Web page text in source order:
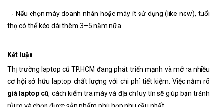
→ Nếu chọn máy doanh nhân hoặc máy ít sử dụng (like new), tuổi
thọ có thể kéo dài thêm 3–5 năm nữa.
Kết luận
Thị trường laptop cũ TP.HCM đang phát triển mạnh và mở ra nhiều
cơ hội sở hữu laptop chất lượng với chi phí tiết kiệm. Việc nắm rõ
giá laptop cũ, cách kiểm tra máy và địa chỉ uy tín sẽ giúp bạn tránh